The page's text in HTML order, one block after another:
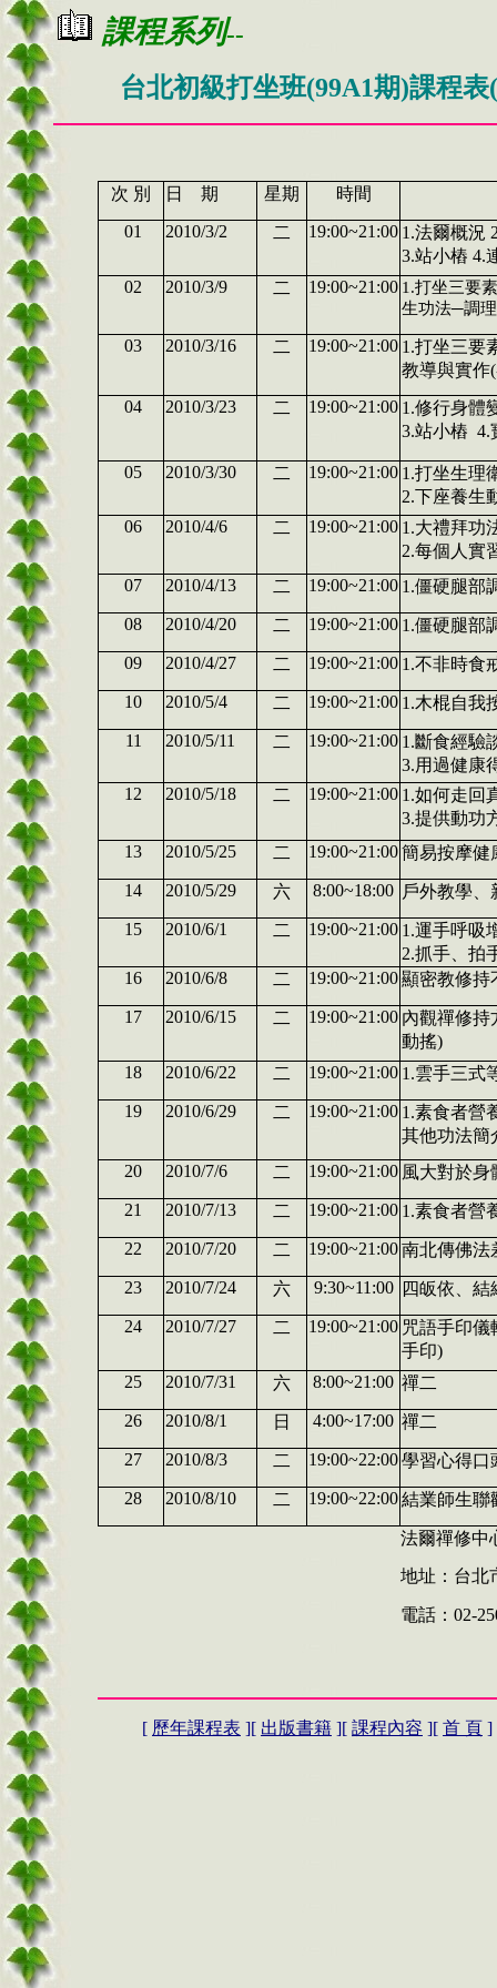
課程系列--
台北初級打坐班(99A1期)課程表
次 別 日 期 星期
時間
01
2010/3/2 二 19:00~21:00 1.法爾概況
3.站小樁 4.
02
2010/3/9 二 19:00~21:00 1.打坐三要
生功法─調
03 2010/3/16 二 19:00~21:00 1.打坐三要
教導與實作
04
2010/3/23 二 19:00~21:00 1.修行身體
3.站小樁 4.
05 2010/3/30 二 19:00~21:00 1.打坐生理
2.下座養生
06
2010/4/6 二 19:00~21:00 1.大禮拜功
2.每個人實
07
2010/4/13 二 19:00~21:00 1.僵硬腿部
08
2010/4/20 二 19:00~21:00 1.僵硬腿部
09
2010/4/27 二 19:00~21:00 1.不非時食
10
2010/5/4 二 19:00~21:00 1.木棍自我
11
2010/5/11 二 19:00~21:00 1.斷食經驗
3.用過健康
12
2010/5/18 二 19:00~21:00 1.如何走回
3.提供動功
13
2010/5/25 二 19:00~21:00簡易按摩健
14
2010/5/29 六 8:00~18:00 戶外教學
15
2010/6/1 二 19:00~21:00 1.運手呼吸
2.抓手、拍
16
2010/6/8 二 19:00~21:00顯密教修持
17
2010/6/15 二 19:00~21:00 內觀禪修持
動搖)
18
2010/6/22 二 19:00~21:00 1.雲手三式
19
2010/6/29 二 19:00~21:00 1.素食者營
其他功法簡
20
2010/7/6 二 19:00~21:00 風大對於身
21
2010/7/13 二 19:00~21:00 1.素食者營
22
2010/7/20 二 19:00~21:00南北傳佛法
23
2010/7/24 六 9:30~11:00
四皈依、結
24
2010/7/27 二 19:00~21:00 咒語手印儀
手印)
25
2010/7/31 六 8:00~21:00 禪二
26
2010/8/1 日 4:00~17:00 禪二
27
2010/8/3 二 19:00~22:00學習心得口
28
2010/8/10 二 19:00~22:00結業師生聯
法爾禪修中
地址：台北
電話：02-
[ 歷年課程表 ][ 出版書籍 ][ 課程內容 ][ 首 頁 ]